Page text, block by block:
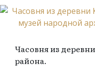
Часовня из
района.